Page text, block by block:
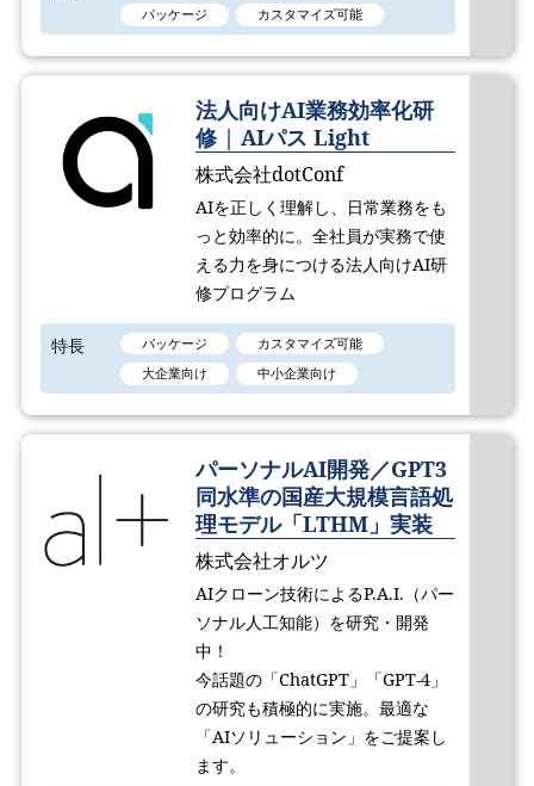
パッケージ
カスタマイズ可能
法人向けAI業務効率化研
修 | AIパス Light
株式会社dotConf
AIを正しく理解し、日常業務をも
っと効率的に。全社員が実務で使
える力を身につける法人向けAI研
修プログラム
特長 パッケージ
カスタマイズ可能
大企業向け
中小企業向け
パーソナルAI開発／GPT3
同水準の国産大規模言語処
理モデル「LTHM」実装
株式会社オルツ
AIクローン技術によるP.A.I.（パー
ソナル人工知能）を研究・開発
中！
今話題の「ChatGPT」「GPT-4」
の研究も積極的に実施。最適な
「AIソリューション」をご提案し
ます。